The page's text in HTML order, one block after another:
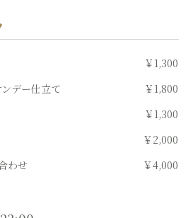
￥1,300
デー仕立て
￥1,800
￥1,300
￥2,000
わせ
￥4,000